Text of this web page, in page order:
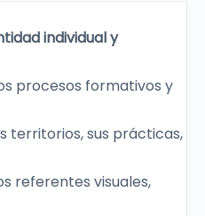
individual y
procesos formativos y
territorios, sus prácticas,
referentes visuales,